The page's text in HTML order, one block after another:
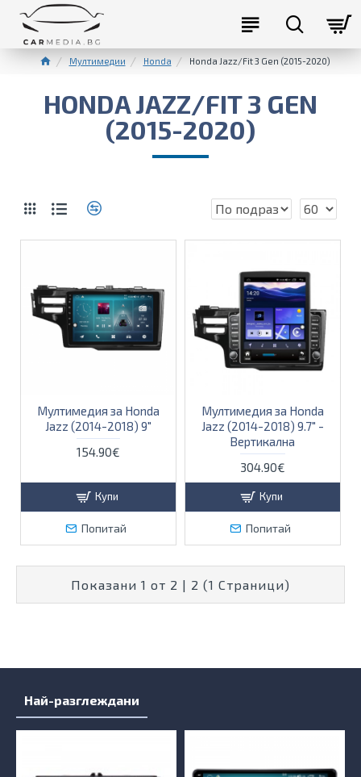
Мултимедии Honda Honda Jazz/Fit 3 Gen (2015-2020)
HONDA JAZZ/FIT 3 GEN
(2015-2020)
Мултимедия за Honda
Jazz (2014-2018) 9"
154.90€
Купи
Попитай
Мултимедия за Honda
Jazz (2014-2018) 9.7" -
Вертикална
304.90€
Купи
Попитай
Показани 1 от 2 | 2 (1 Страници)
Най-разглеждани